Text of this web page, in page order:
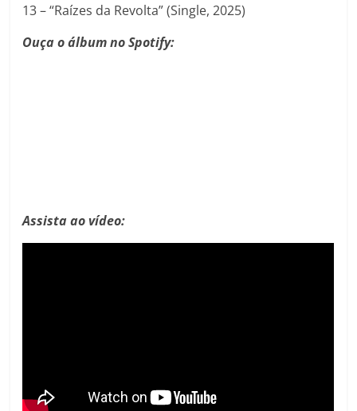
13 – “Raízes da Revolta” (Single, 2025)
Ouça o álbum no Spotify:
Assista ao vídeo: